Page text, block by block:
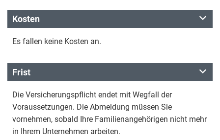
Kosten
Es fallen keine Kosten an.
Frist
Die Versicherungspflicht endet mit Wegfall der
Voraussetzungen. Die Abmeldung müssen Sie
vornehmen, sobald Ihre Familienangehörigen nicht mehr
in Ihrem Unternehmen arbeiten.